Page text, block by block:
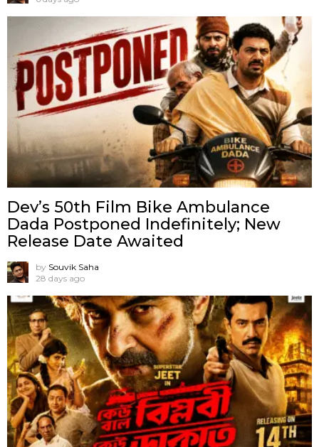
Dev’s 50th Film Bike Ambulance
Dada Postponed Indefinitely; New
Release Date Awaited
by Souvik Saha
28 days ago